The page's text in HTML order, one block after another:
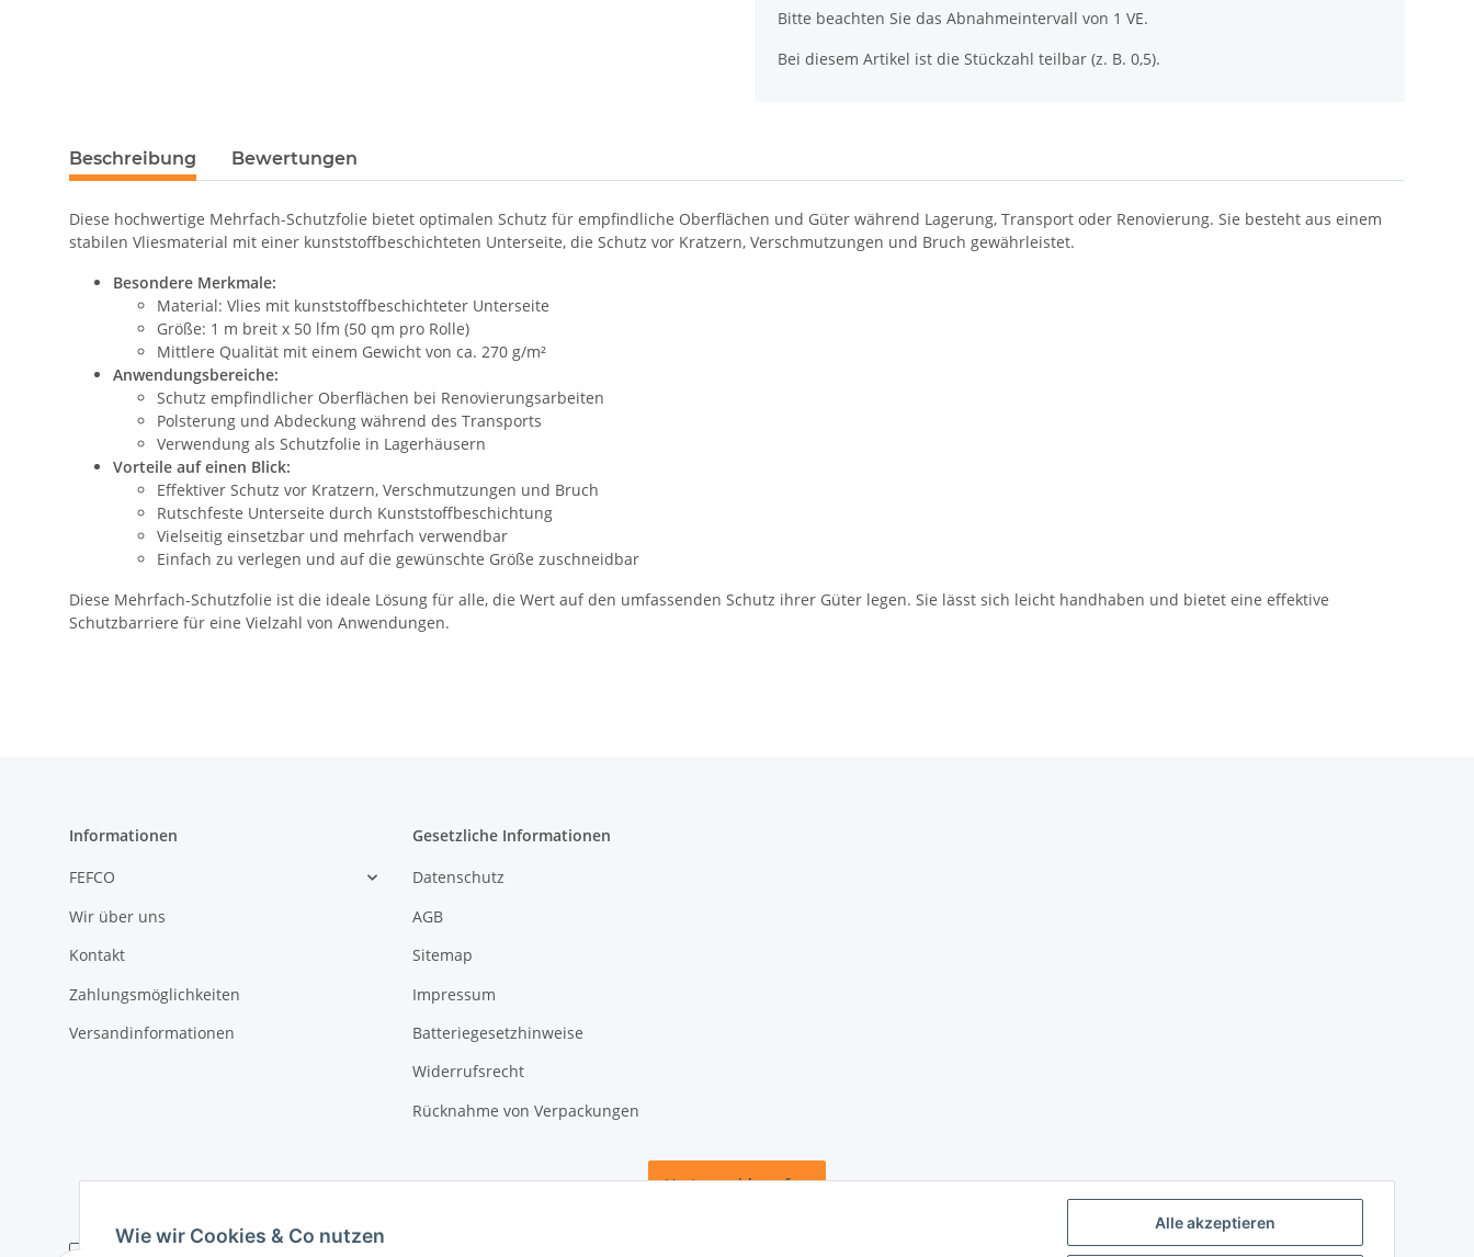
Bitte beachten Sie das Abnahmeintervall von 1 VE.
Bei diesem Artikel ist die Stückzahl teilbar (z. B. 0,5).
Beschreibung Bewertungen
Diese hochwertige Mehrfach-Schutzfolie bietet optimalen Schutz für empfindliche Oberflächen und Güter während Lagerung, Transport oder Renovierung. Sie besteht aus einem
stabilen Vliesmaterial mit einer kunststoffbeschichteten Unterseite, die Schutz vor Kratzern, Verschmutzungen und Bruch gewährleistet.
Besondere Merkmale:
Material: Vlies mit kunststoffbeschichteter Unterseite
Größe: 1 m breit x 50 lfm (50 qm pro Rolle)
Mittlere Qualität mit einem Gewicht von ca. 270 g/m²
Anwendungsbereiche:
Schutz empfindlicher Oberflächen bei Renovierungsarbeiten
Polsterung und Abdeckung während des Transports
Verwendung als Schutzfolie in Lagerhäusern
Vorteile auf einen Blick:
Effektiver Schutz vor Kratzern, Verschmutzungen und Bruch
Rutschfeste Unterseite durch Kunststoffbeschichtung
Vielseitig einsetzbar und mehrfach verwendbar
Einfach zu verlegen und auf die gewünschte Größe zuschneidbar
Diese Mehrfach-Schutzfolie ist die ideale Lösung für alle, die Wert auf den umfassenden Schutz ihrer Güter legen. Sie lässt sich leicht handhaben und bietet eine effektive
Schutzbarriere für eine Vielzahl von Anwendungen.
Informationen
FEFCO
Wir über uns
Kontakt
Zahlungsmöglichkeiten
Versandinformationen
Gesetzliche Informationen
Datenschutz
AGB
Sitemap
Impressum
Batteriegesetzhinweise
Widerrufsrecht
Rücknahme von Verpackungen
Vertrag widerrufen
Wie wir Cookies & Co nutzen
Alle akzeptieren